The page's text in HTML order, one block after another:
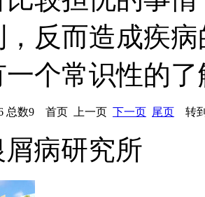
，反而造成疾
一个常识性的
总数9 首页 上一页 下一页 尾页 转
病研究所